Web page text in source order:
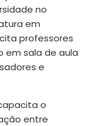
no
em
professores
em sala de aula
e
o
entre